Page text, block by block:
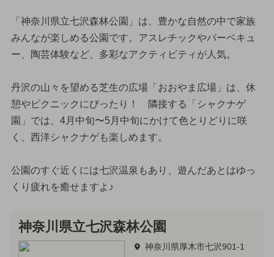
「神奈川県立七沢森林公園」は、豊かな自然の中で家族
みんなが楽しめる公園です。アスレチックやバーベキュ
ー、陶芸体験など、多彩なアクティビティが人気。
丹沢の山々を望める芝生の広場「おおやま広場」は、休
憩やピクニックにぴったり！ 隣接する「シャクナゲ
園」では、4月中旬〜5月中旬にかけて色とりどりに咲
く、西洋シャクナゲも楽しめます。
公園のすぐ近くには七沢温泉もあり、遊んだあとはゆっ
くり疲れを癒せますよ♪
神奈川県立七沢森林公園
神奈川県厚木市七沢901-1